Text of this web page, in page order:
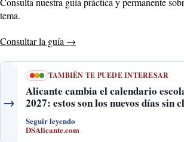
tema.
Consultar la guía →
→
TAMBIÉN TE PUEDE INTERESAR
Alicante cambia el calendario
2027: estos son los nuevos días sin
Seguir leyendo
DSAlicante.com